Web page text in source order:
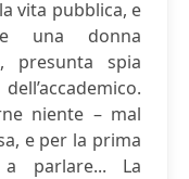
vita pubblica, e
una donna
presunta spia
niente – mal
e per la prima
parlare... La